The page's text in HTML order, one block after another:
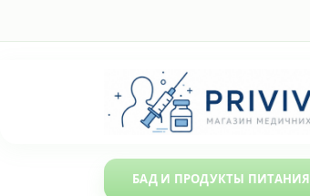
БАД И ПРОДУКТЫ ПИТАНИЯ